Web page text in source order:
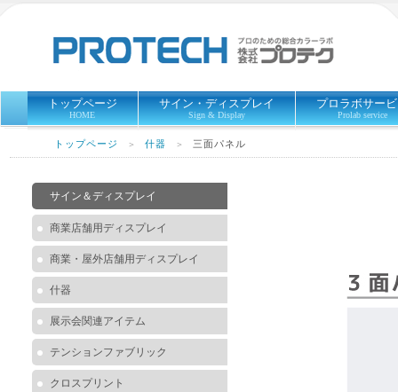
トップページ
HOME
サイン・ディスプレイ
Sign & Display
プロラボサー
Prolab service
トップページ ＞ 什器 ＞ 三面パネル
サイン＆ディスプレイ
商業店舗用ディスプレイ
商業・屋外店舗用ディスプレイ
什器
展示会関連アイテム
テンションファブリック
クロスプリント